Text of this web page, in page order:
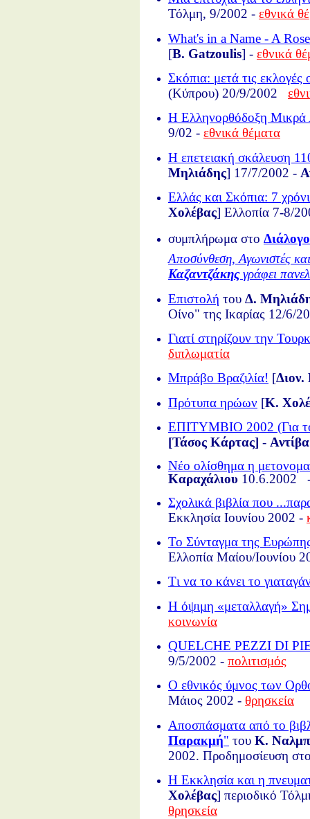
Τόλμη, 9/2002 - εθνικά
What's in a Name - A
[B. Gatzoulis] - εθνικά
Σκόπια: μετά τις εκλογές
(Κύπρου) 20/9/2002
Η Ελληνορθόδοξη Μικρά
9/02 - εθνικά θέματα
Η επετειακή σκάλευση
Μηλιάδης] 17/7/2002 -
Ελλάς και Σκόπια: 7
Χολέβας] Ελλοπία 7-8/
συμπλήρωμα στο Διάλογο
Αποσύνθεση, Αγωνιστές
Καζαντζάκηςγράφει
Επιστολή του Δ.
Οίνο" της Ικαρίας 12/6/
Γιατί στηρίζουν την
διπλωματία
Μπράβο Βραζιλία! [
Πρότυπα ηρώων [Κ.
ΕΠΙΤΥΜΒΙΟ 2002 (Για
[Τάσος Κάρτας] -
Νέο ολίσθημα η
Καραχάλιου 10.6.2002
Σχολικά βιβλία που
Εκκλησία Ιουνίου 2002 -
Το Σύνταγμα της
Ελλοπία Μαίου/Ιουνίου
Tι να το κάνει το
Η όψιμη «μεταλλαγή»
κοινωνία
QUELCHE PEZZI DI
9/5/2002 - πολιτισμός
Ο εθνικός ύμνος των
Μάιος 2002 - θρησκεία
Αποσπάσματα από το
Παρακμή" του Κ.
2002. Προδημοσίευση
Η Eκκλησία και η
Χολέβας] περιοδικό
θρησκεία